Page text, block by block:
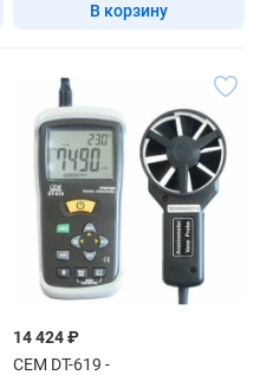
В корзину
14 424 ₽
CEM DT-619 -